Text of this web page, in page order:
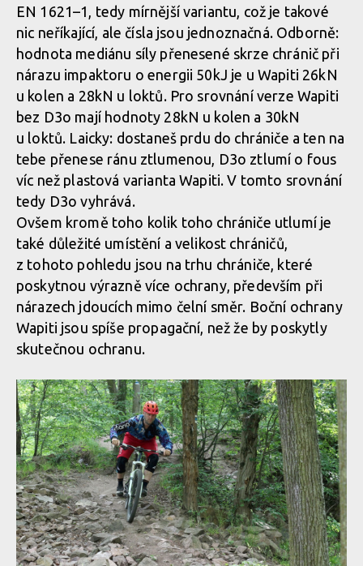
EN 1621–1, tedy mírnější variantu, což je takové
nic neříkající, ale čísla jsou jednoznačná. Odborně:
hodnota mediánu síly přenesené skrze chránič při
nárazu impaktoru o energii 50kJ je u Wapiti 26kN
u kolen a 28kN u loktů. Pro srovnání verze Wapiti
bez D3o mají hodnoty 28kN u kolen a 30kN
u loktů. Laicky: dostaneš prdu do chrániče a ten na
tebe přenese ránu ztlumenou, D3o ztlumí o fous
víc než plastová varianta Wapiti. V tomto srovnání
tedy D3o vyhrává.
Ovšem kromě toho kolik toho chrániče utlumí je
také důležité umístění a velikost chráničů,
z tohoto pohledu jsou na trhu chrániče, které
poskytnou výrazně více ochrany, především při
nárazech jdoucích mimo čelní směr. Boční ochrany
Wapiti jsou spíše propagační, než že by poskytly
skutečnou ochranu.